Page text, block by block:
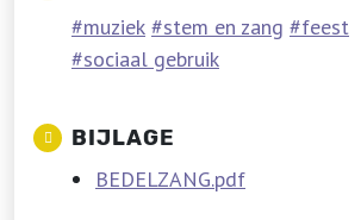
muziek stem en zang
feest
sociaal gebruik
BIJLAGE
BEDELZANG.pdf